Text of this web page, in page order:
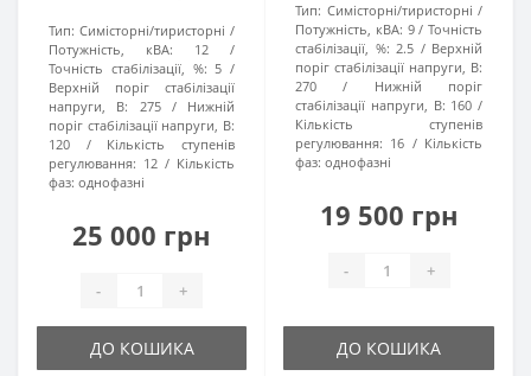
Тип: Симісторні/тиристорні
Потужність, кВА:
12
Точність стабілізації, %: 5
Верхній поріг стабілізації
напруги, В:
275
Нижній
поріг стабілізації напруги, В:
120
Кількість ступенів
регулювання: 12
Кількість
фаз: однофазні
25 000 грн
- +
ДО КОШИКА
Тип: Симісторні/тиристорні
Потужність, кВА: 9
Точність
стабілізації, %: 2.5
Верхній
поріг стабілізації напруги, В:
270
Нижній поріг
стабілізації напруги, В: 160
Кількість ступенів
регулювання: 16
Кількість
фаз: однофазні
19 500 грн
- +
ДО КОШИКА